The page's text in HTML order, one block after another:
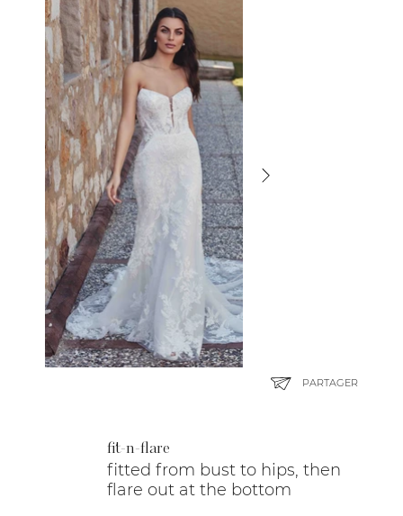
fit-n-flare
fitted from bust to hips, then
flare out at the bottom
PARTAGER